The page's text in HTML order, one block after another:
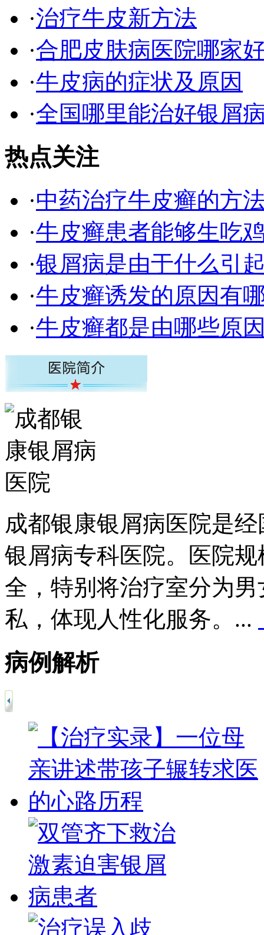
·治疗牛皮新方法
·合肥皮肤病医院哪家
·牛皮病的症状及原因
·全国哪里能治好银屑
热点关注
·中药治疗牛皮癣的方
·牛皮癣患者能够生吃
·银屑病是由于什么引
·牛皮癣诱发的原因有
·牛皮癣都是由哪些原
成都银康银屑病医院是
银屑病专科医院。医院
全，特别将治疗室分为
私，体现人性化服务。...
病例解析